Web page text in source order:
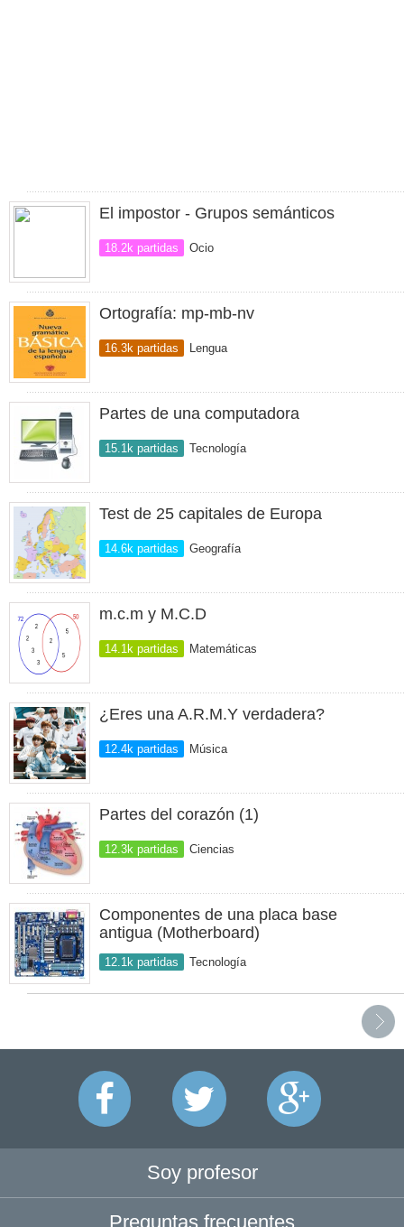
El impostor - Grupos semánticos
18.2k partidas Ocio
Ortografía: mp-mb-nv
16.3k partidas Lengua
Partes de una computadora
15.1k partidas Tecnología
Test de 25 capitales de Europa
14.6k partidas Geografía
m.c.m y M.C.D
14.1k partidas Matemáticas
¿Eres una A.R.M.Y verdadera?
12.4k partidas Música
Partes del corazón (1)
12.3k partidas Ciencias
Componentes de una placa base
antigua (Motherboard)
12.1k partidas Tecnología
Soy profesor
Preguntas frecuentes